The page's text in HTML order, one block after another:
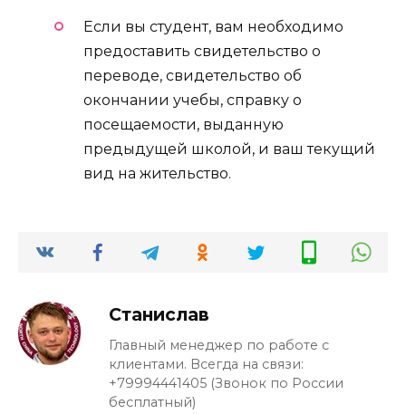
Если вы студент, вам необходимо
предоставить свидетельство о
переводе, свидетельство об
окончании учебы, справку о
посещаемости, выданную
предыдущей школой, и ваш текущий
вид на жительство.
Станислав
Главный менеджер по работе с
клиентами. Всегда на связи:
+79994441405 (Звонок по России
бесплатный)